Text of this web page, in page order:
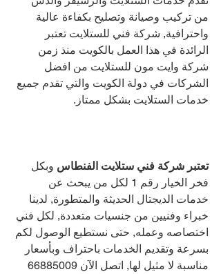
من تركيب وصيانة وتصليح بكفاءة عالية
واحترافية, شركة فني للستلايت تعتبر
الرائدة في هذا العمل بالكويت منذ زمن
شركة وايت مون للستلايت من افضل
الشركات في دولة الكويت والتي تقدم جميع
خدمات الستلايت بشكل ممتاز.
تعتبر شركة فني ستلايت الفنطاس وبكل
فخر الخيار رقم 1 لكل من يبحث عن
خدمات الديجتال الحديثة والمتطورة, لدينا
خبراء وفنيين من جنسيات متعددة, لكل فني
اختصاصه وعمله, حتى نستطيع الوصول لكم
بسرعة وتقديم الخدمات باحتراف وبأسعار
مناسبة لا مثيل لها, اتصل الآن 66885009